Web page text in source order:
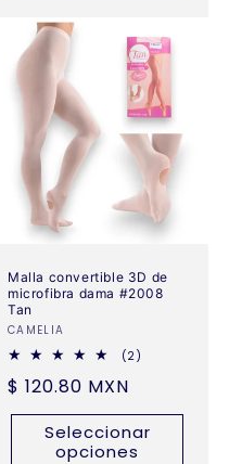
Malla convertible 3D de
microfibra dama #2008
Tan
Proveedor:
CAMELIA
(2)
Precio
habitual
$ 120.80 MXN
Seleccionar
opciones